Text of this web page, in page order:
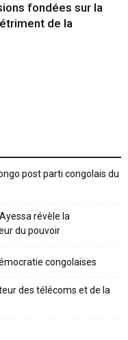
fondées sur la
de la
post parti congolais du
révèle la
du pouvoir
congolaises
des télécoms et de la